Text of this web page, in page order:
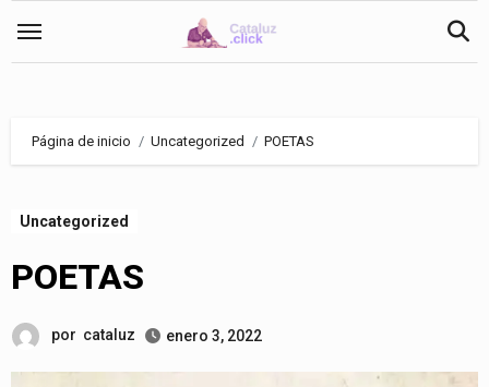
Página de inicio Uncategorized POETAS
Uncategorized
POETAS
por cataluz enero 3, 2022